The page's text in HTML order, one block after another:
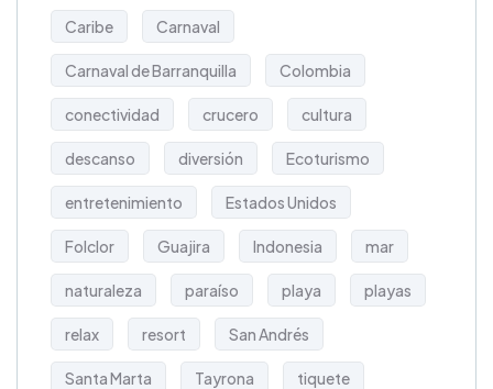
Caribe Carnaval
Carnaval de Barranquilla Colombia
conectividad crucero cultura
descanso diversión Ecoturismo
entretenimiento Estados Unidos
Folclor Guajira Indonesia mar
naturaleza paraíso playa playas
relax resort San Andrés
Santa Marta Tayrona tiquete